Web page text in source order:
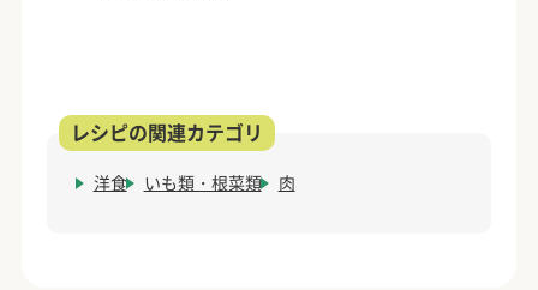
洋食 いも類・根菜類 肉